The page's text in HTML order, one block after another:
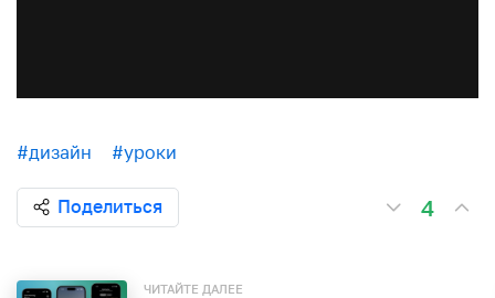
#дизайн #уроки
Поделиться 4
ЧИТАЙТЕ ДАЛЕЕ